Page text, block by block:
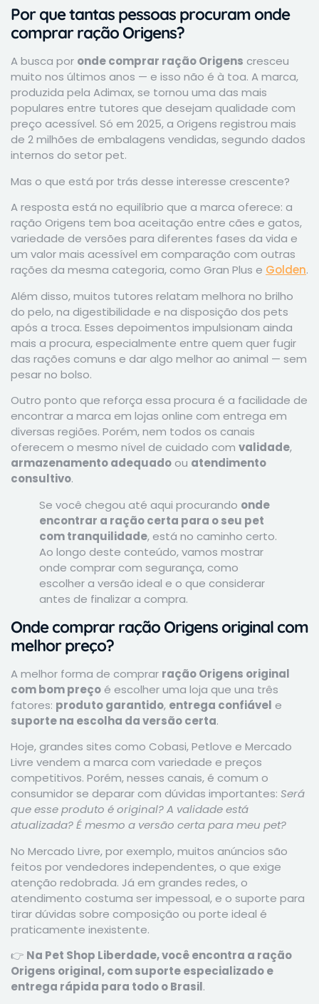
Por que tantas pessoas procuram onde
comprar ração Origens?
A busca por onde comprar ração Origens cresceu
muito nos últimos anos — e isso não é à toa. A marca,
produzida pela Adimax, se tornou uma das mais
populares entre tutores que desejam qualidade com
preço acessível. Só em 2025, a Origens registrou mais
de 2 milhões de embalagens vendidas, segundo dados
internos do setor pet.
Mas o que está por trás desse interesse crescente?
A resposta está no equilíbrio que a marca oferece: a
ração Origens tem boa aceitação entre cães e gatos,
variedade de versões para diferentes fases da vida e
um valor mais acessível em comparação com outras
rações da mesma categoria, como Gran Plus e Golden.
Além disso, muitos tutores relatam melhora no brilho
do pelo, na digestibilidade e na disposição dos pets
após a troca. Esses depoimentos impulsionam ainda
mais a procura, especialmente entre quem quer fugir
das rações comuns e dar algo melhor ao animal — sem
pesar no bolso.
Outro ponto que reforça essa procura é a facilidade de
encontrar a marca em lojas online com entrega em
diversas regiões. Porém, nem todos os canais
oferecem o mesmo nível de cuidado com validade,
armazenamento adequado ou atendimento
consultivo.
Se você chegou até aqui procurando onde
encontrar a ração certa para o seu pet
com tranquilidade, está no caminho certo.
Ao longo deste conteúdo, vamos mostrar
onde comprar com segurança, como
escolher a versão ideal e o que considerar
antes de finalizar a compra.
Onde comprar ração Origens original com
melhor preço?
A melhor forma de comprar ração Origens original
com bom preço é escolher uma loja que una três
fatores: produto garantido, entrega confiável e
suporte na escolha da versão certa.
Hoje, grandes sites como Cobasi, Petlove e Mercado
Livre vendem a marca com variedade e preços
competitivos. Porém, nesses canais, é comum o
consumidor se deparar com dúvidas importantes: Será
que esse produto é original? A validade está
atualizada? É mesmo a versão certa para meu pet?
No Mercado Livre, por exemplo, muitos anúncios são
feitos por vendedores independentes, o que exige
atenção redobrada. Já em grandes redes, o
atendimento costuma ser impessoal, e o suporte para
tirar dúvidas sobre composição ou porte ideal é
praticamente inexistente.
👉 Na Pet Shop Liberdade, você encontra a ração
Origens original, com suporte especializado e
entrega rápida para todo o Brasil.